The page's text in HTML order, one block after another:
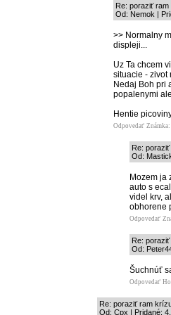
Re: poraziť
Od: Nemok |
>> Normalny
displeji...
Uz Ta chcem
situacie - zivot
Nedaj Boh pri
popalenymi
Hentie
Odpovedať Známka:
Re:
Od:
Mozem ja
auto s
videl krv,
obhorene
Odpovedať
Re:
Od:
Šuchnúť
Odpovedať
Re: poraziť ram
Od: Cpx | Pridané: